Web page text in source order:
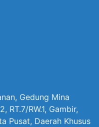
Gedung Mina
RT.7/RW.1, Gambir,
Pusat, Daerah Khusus